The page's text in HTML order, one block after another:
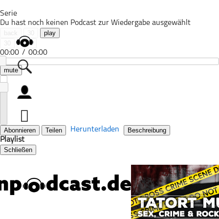
Serie
Du hast noch keinen Podcast zur Wiedergabe ausgewählt
back 30
play
30
next
00:00 / 00:00
mute
Abonnieren Teilen Herunterladen Beschreibung
Playlist
Schließen
Bildung
Familie & Elternschaft